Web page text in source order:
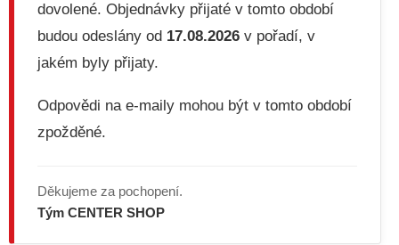
dovolené. Objednávky přijaté v tomto období
budou odeslány od 17.08.2026 v pořadí, v
jakém byly přijaty.
Odpovědi na e-maily mohou být v tomto období
zpožděné.
Děkujeme za pochopení.
Tým CENTER SHOP